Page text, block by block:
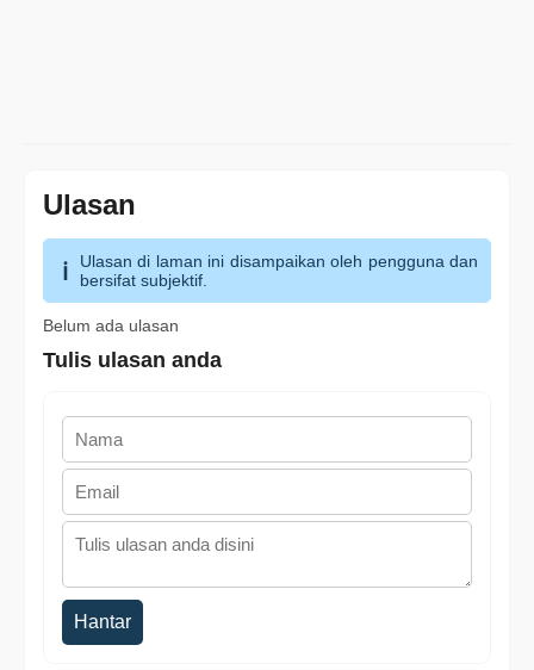
Ulasan
Ulasan di laman ini disampaikan oleh pengguna dan
bersifat subjektif.
Belum ada ulasan
Tulis ulasan anda
Hantar